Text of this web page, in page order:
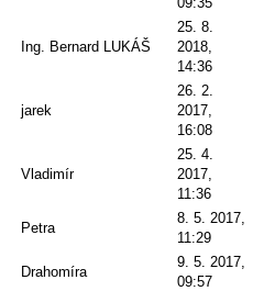
Ing. Bernard LUKÁŠ
25. 8.
2018,
14:36
jarek
26. 2.
2017,
16:08
Vladimír
25. 4.
2017,
11:36
Petra
8. 5. 2017,
11:29
Drahomíra
9. 5. 2017,
09:57